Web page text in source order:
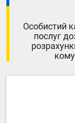
Особистий
послуг